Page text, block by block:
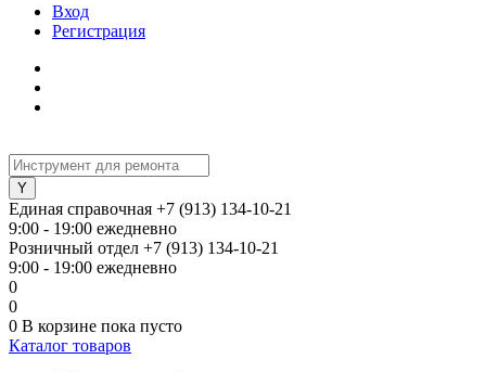
Вход
Регистрация
Единая справочная +7 (913) 134-10-21
9:00 - 19:00 ежедневно
Розничный отдел +7 (913) 134-10-21
9:00 - 19:00 ежедневно
0
0
0 В корзине пока пусто
Каталог товаров